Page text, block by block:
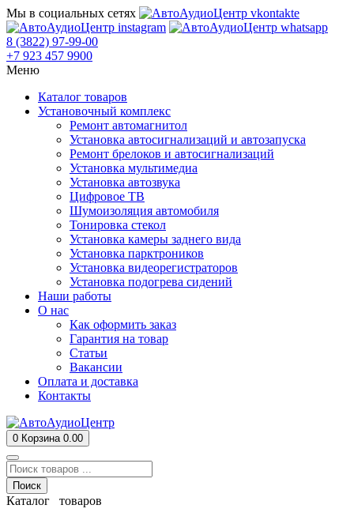
Мы в социальных сетях
8 (3822) 97-99-00
+7 923 457 9900
Меню
Каталог товаров
Установочный комплекс
Ремонт автомагнитол
Установка автосигнализаций и автозапуска
Ремонт брелоков и автосигнализаций
Установка мультимедиа
Установка автозвука
Цифровое ТВ
Шумоизоляция автомобиля
Тонировка стекол
Установка камеры заднего вида
Установка парктроников
Установка видеорегистраторов
Установка подогрева сидений
Наши работы
О нас
Как оформить заказ
Гарантия на товар
Статьи
Вакансии
Оплата и доставка
Контакты
0 Корзина 0.00
Поиск
Каталог товаров